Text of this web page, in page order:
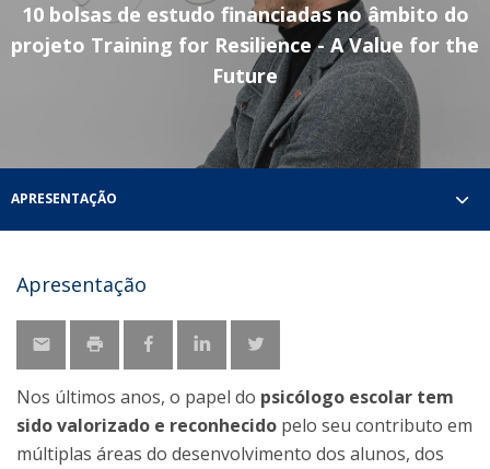
10 bolsas de estudo financiadas no âmbito do
projeto Training for Resilience - A Value for the
Future
APRESENTAÇÃO
Apresentação
Nos últimos anos, o papel do psicólogo escolar tem
sido valorizado e reconhecido pelo seu contributo em
múltiplas áreas do desenvolvimento dos alunos, dos